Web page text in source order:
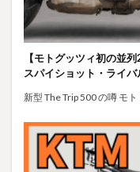
【モトグッツィ初の並
スパイショット・ライバ
新型 The Trip 500 の噂 モ